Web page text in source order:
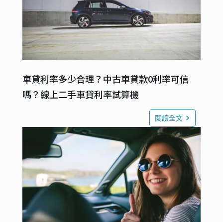
車貸利率多少合理？中古車貸款0利率可信
嗎？線上二手車貸利率試算機
閱讀全文